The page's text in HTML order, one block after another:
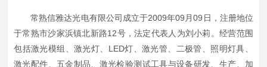
常熟信雅达光电有限公司成立于2009年09月09日，注册地位
于常熟市沙家浜镇北新路12号，法定代表人为刘小莉。经营范围
包括激光模组、激光灯、LED灯、激光管、二极管、照明灯具、
激光配件、五金制品、激光检验测试工具与设备研发、生产、加